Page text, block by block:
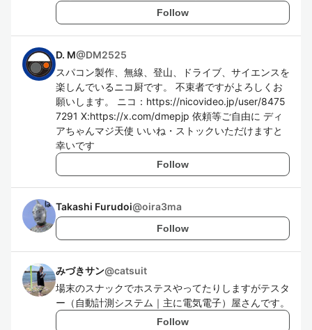
Follow
D. M@DM2525
スパコン製作、無線、登山、ドライブ、サイエンスを
楽しんでいるニコ厨です。 不束者ですがよろしくお
願いします。 ニコ：https://nicovideo.jp/user/8475
7291 X:https://x.com/dmepjp 依頼等ご自由に ディ
アちゃんマジ天使 いいね・ストックいただけますと
幸いです
Follow
Takashi Furudoi@oira3ma
Follow
みづきサン@catsuit
場末のスナックでホステスやってたりしますがテスタ
ー（自動計測システム｜主に電気電子）屋さんです。
Follow